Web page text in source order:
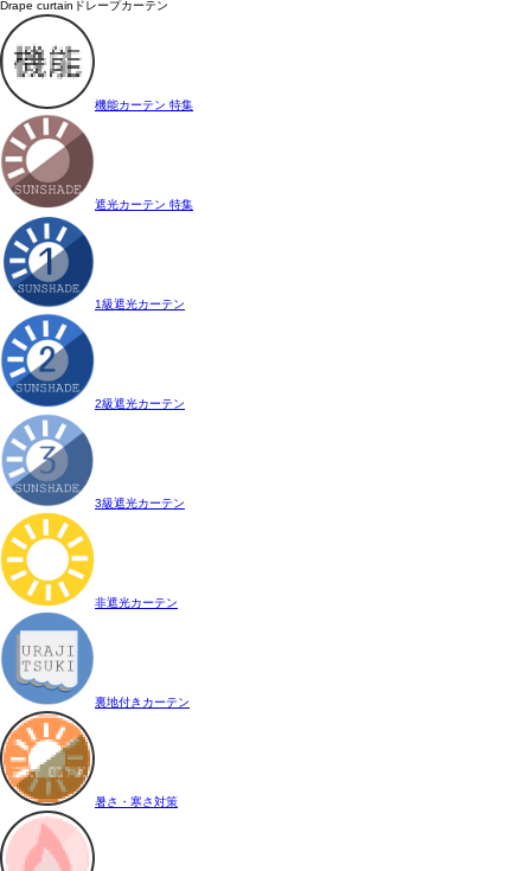
Drape curtain ドレープカーテン
機能カーテン 特集
遮光カーテン 特集
1級遮光カーテン
2級遮光カーテン
3級遮光カーテン
非遮光カーテン
裏地付きカーテン
暑さ・寒さ対策